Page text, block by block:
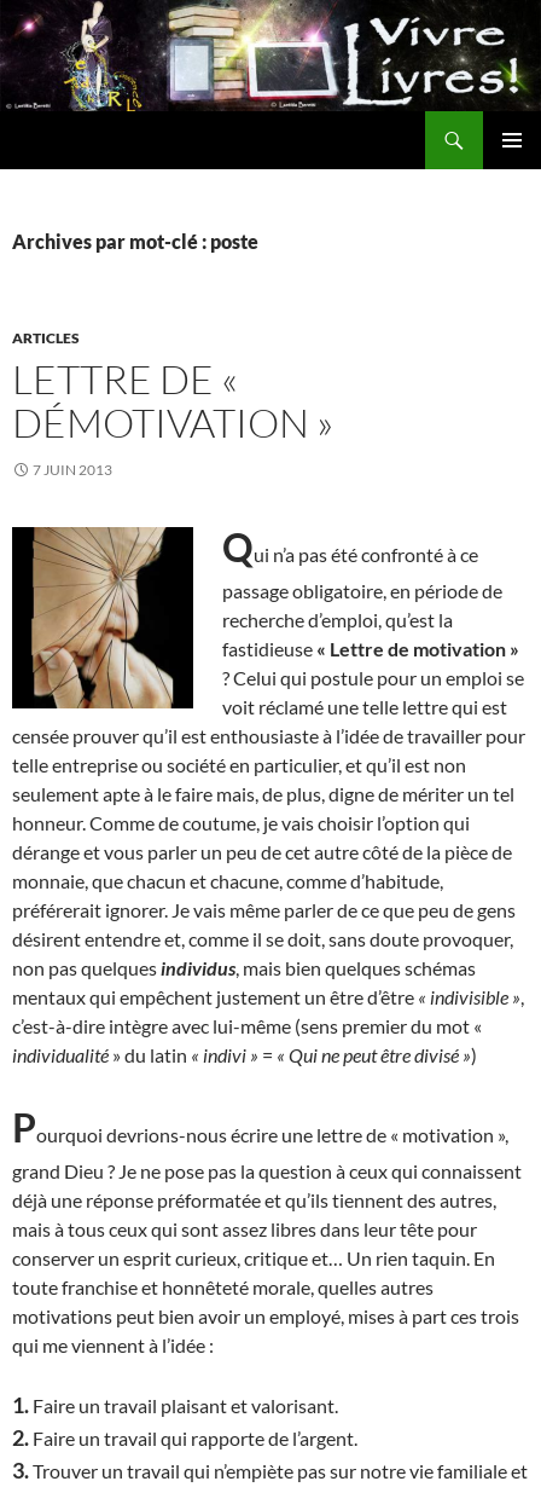
Aller
au
contenu
Archives par mot-clé : poste
ARTICLES
LETTRE DE «
DÉMOTIVATION »
7 JUIN 2013
Qui n’a pas été confronté à ce
passage obligatoire, en période de
recherche d’emploi, qu’est la
fastidieuse « Lettre de motivation »
? Celui qui postule pour un emploi se
voit réclamé une telle lettre qui est
censée prouver qu’il est enthousiaste à l’idée de travailler pour
telle entreprise ou société en particulier, et qu’il est non
seulement apte à le faire mais, de plus, digne de mériter un tel
honneur. Comme de coutume, je vais choisir l’option qui
dérange et vous parler un peu de cet autre côté de la pièce de
monnaie, que chacun et chacune, comme d’habitude,
préférerait ignorer. Je vais même parler de ce que peu de gens
désirent entendre et, comme il se doit, sans doute provoquer,
non pas quelques individus , mais bien quelques schémas
mentaux qui empêchent justement un être d’être « indivisible »
c’est-à-dire intègre avec lui-même (sens premier du mot «
individualité » du latin « indivi » = « Qui ne peut être divisé »)
Pourquoi devrions-nous écrire une lettre de « motivation »,
grand Dieu ? Je ne pose pas la question à ceux qui connaissent
déjà une réponse préformatée et qu’ils tiennent des autres,
mais à tous ceux qui sont assez libres dans leur tête pour
conserver un esprit curieux, critique et… Un rien taquin. En
toute franchise et honnêteté morale, quelles autres
motivations peut bien avoir un employé, mises à part ces trois
qui me viennent à l’idée :
1. Faire un travail plaisant et valorisant.
2. Faire un travail qui rapporte de l’argent.
3.Trouver un travail qui n’empiète pas sur notre vie familiale et